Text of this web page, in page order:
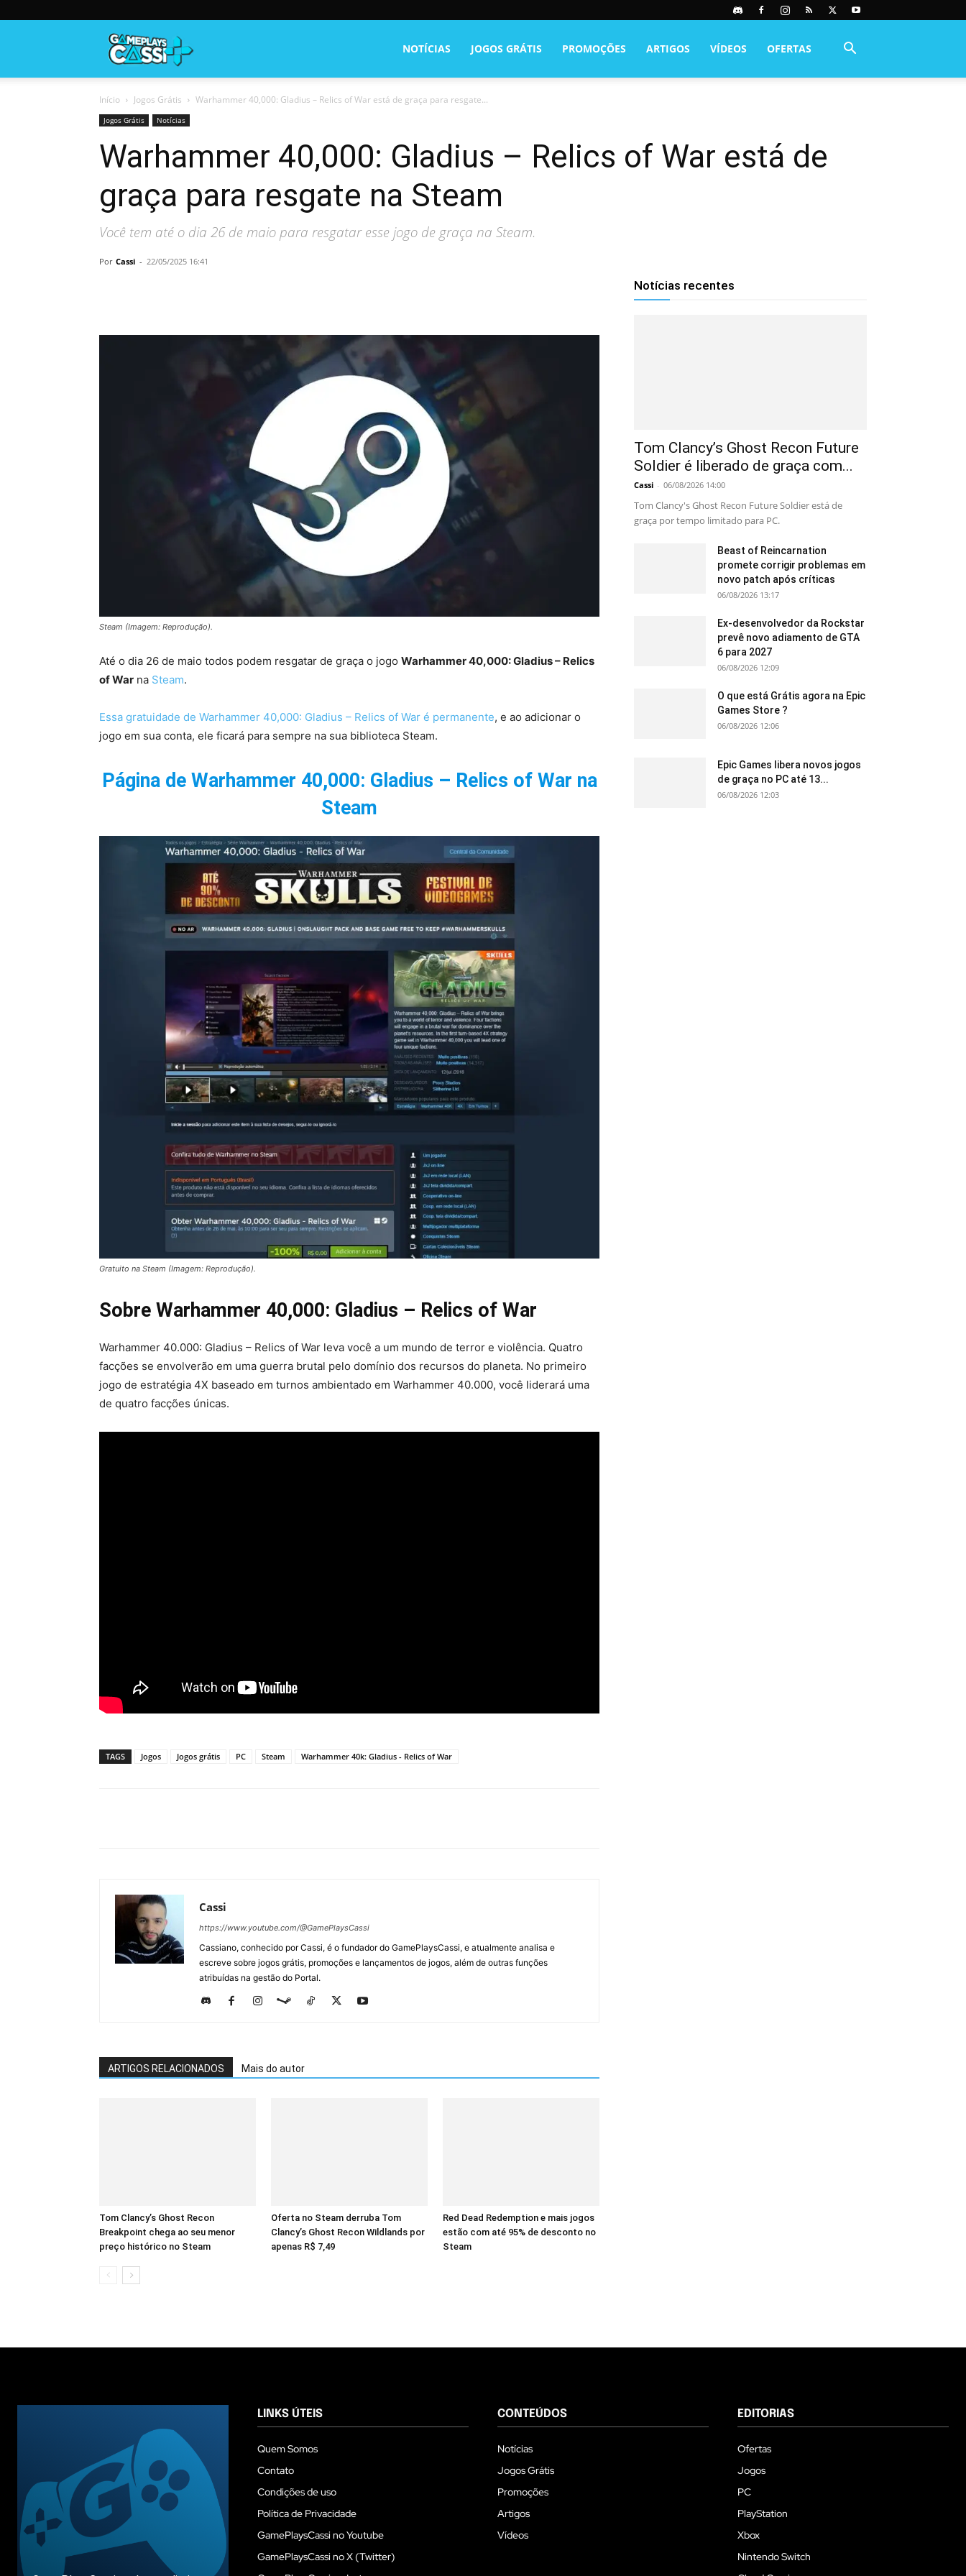
NOTÍCIAS JOGOS GRÁTIS PROMOÇÕES ARTIGOS VÍDEOS OFERTAS
Início Jogos Grátis Warhammer 40,000: Gladius – Relics of War está de graça para resgate...
Jogos Grátis Notícias
Warhammer 40,000: Gladius – Relics of War está de
graça para resgate na Steam
Você tem até o dia 26 de maio para resgatar esse jogo de graça na Steam.
Por Cassi - 22/05/2025 16:41
Steam (Imagem: Reprodução).
Até o dia 26 de maio todos podem resgatar de graça o jogo Warhammer 40,000: Gladius – Relics
of War na Steam.
Essa gratuidade de Warhammer 40,000: Gladius – Relics of War é permanente, e ao adicionar o
jogo em sua conta, ele ficará para sempre na sua biblioteca Steam.
Página de Warhammer 40,000: Gladius – Relics of War na
Steam
Gratuito na Steam (Imagem: Reprodução).
Sobre Warhammer 40,000: Gladius – Relics of War
Warhammer 40.000: Gladius – Relics of War leva você a um mundo de terror e violência. Quatro
facções se envolverão em uma guerra brutal pelo domínio dos recursos do planeta. No primeiro
jogo de estratégia 4X baseado em turnos ambientado em Warhammer 40.000, você liderará uma
de quatro facções únicas.
TAGS Jogos Jogos grátis PC Steam Warhammer 40k: Gladius - Relics of War
Cassi
https://www.youtube.com/@GamePlaysCassi
Cassiano, conhecido por Cassi, é o fundador do GamePlaysCassi, e atualmente analisa e
escreve sobre jogos grátis, promoções e lançamentos de jogos, além de outras funções
atribuídas na gestão do Portal.
ARTIGOS RELACIONADOS Mais do autor
Tom Clancy’s Ghost Recon
Breakpoint chega ao seu menor
preço histórico no Steam
Oferta no Steam derruba Tom
Clancy’s Ghost Recon Wildlands por
apenas R$ 7,49
Red Dead Redemption e mais jogos
estão com até 95% de desconto no
Steam
Notícias recentes
Tom Clancy’s Ghost Recon Future
Soldier é liberado de graça com...
Cassi - 06/08/2026 14:00
Tom Clancy's Ghost Recon Future Soldier está de
graça por tempo limitado para PC.
Beast of Reincarnation
promete corrigir problemas em
novo patch após críticas
06/08/2026 13:17
Ex-desenvolvedor da Rockstar
prevê novo adiamento de GTA
6 para 2027
06/08/2026 12:09
O que está Grátis agora na Epic
Games Store ?
06/08/2026 12:06
Epic Games libera novos jogos
de graça no PC até 13...
06/08/2026 12:03
LINKS ÚTEIS
Quem Somos
Contato
Condições de uso
Política de Privacidade
GamePlaysCassi no Youtube
GamePlaysCassi no X (Twitter)
CONTEÚDOS
Notícias
Jogos Grátis
Promoções
Artigos
Vídeos
EDITORIAS
Ofertas
Jogos
PC
PlayStation
Xbox
Nintendo Switch